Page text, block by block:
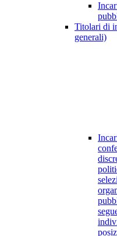
Titolari di
generali)